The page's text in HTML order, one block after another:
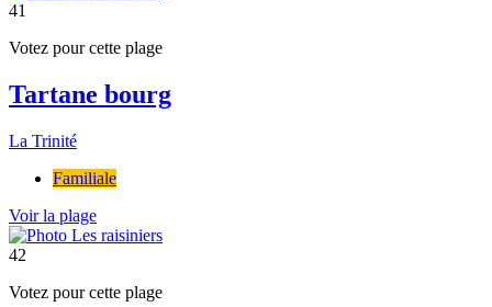
41
Votez pour cette plage
Tartane bourg
La Trinité
Familiale
Voir la plage
42
Votez pour cette plage